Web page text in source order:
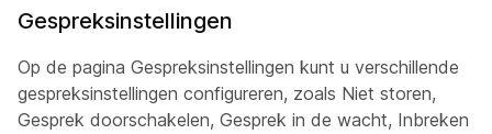
Gespreksinstellingen
Op de pagina Gespreksinstellingen kunt u verschillende
gespreksinstellingen configureren, zoals Niet storen,
Gesprek doorschakelen, Gesprek in de wacht, Inbreken